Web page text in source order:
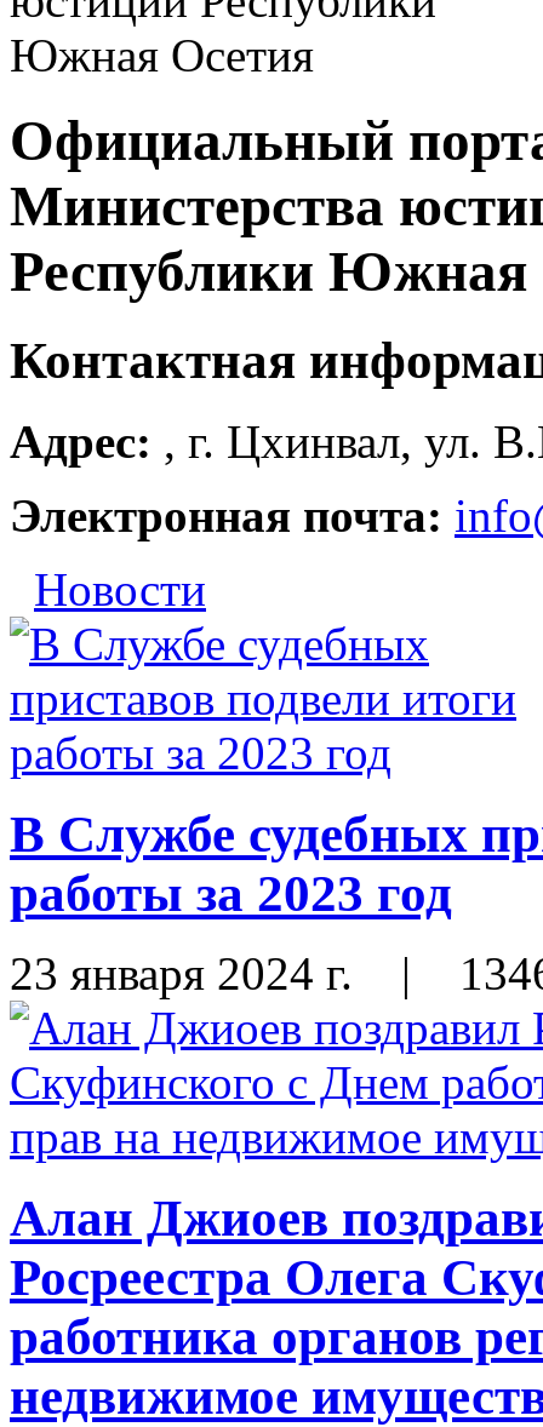
Официальный
Министерства
Республики Южная
Контактная
Адрес: , г. Цхинвал, ул.
Электронная почта:
Новости
В Службе судебных
работы за 2023 год
23 января 2024 г. |
Алан Джиоев
Росреестра Олега
работника органов
недвижимое